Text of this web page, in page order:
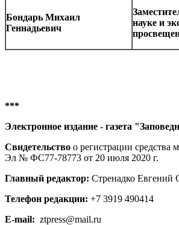
Бондарь Михаил
Геннадьевич
науке и
***
Электронное издание - газета
Свидетельство о регистрации средства
Эл № ФС77-78773 от 20 июля 2020 г.
Главный редактор: Стренадко Евгений
Телефон редакции: +7 3919 490414
E-mail: ztpress@mail.ru